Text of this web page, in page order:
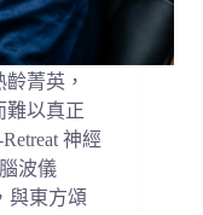
菁英，
難以真正
神經
波儀
與東方頌